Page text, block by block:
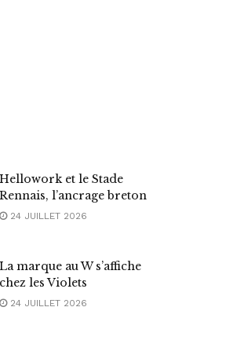
Hellowork et le Stade
Rennais, l’ancrage breton
24 JUILLET 2026
La marque au W s’affiche
chez les Violets
24 JUILLET 2026